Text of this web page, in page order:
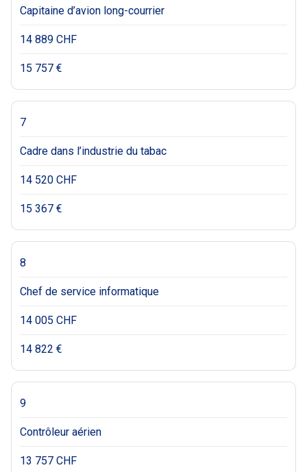
Capitaine d’avion long-courrier
14 889 CHF
15 757 €
7
Cadre dans l’industrie du tabac
14 520 CHF
15 367 €
8
Chef de service informatique
14 005 CHF
14 822 €
9
Contrôleur aérien
13 757 CHF